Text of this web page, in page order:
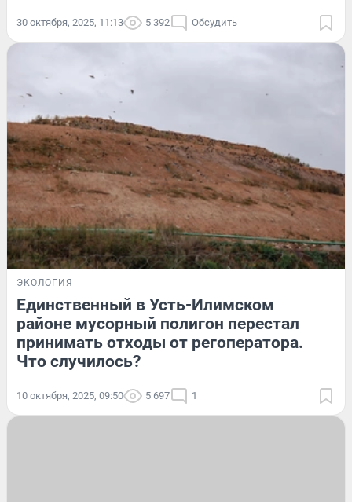
30 октября, 2025, 11:13 5 392 Обсудить
ЭКОЛОГИЯ
Единственный в Усть-Илимском
районе мусорный полигон перестал
принимать отходы от регоператора.
Что случилось?
10 октября, 2025, 09:50 5 697 1